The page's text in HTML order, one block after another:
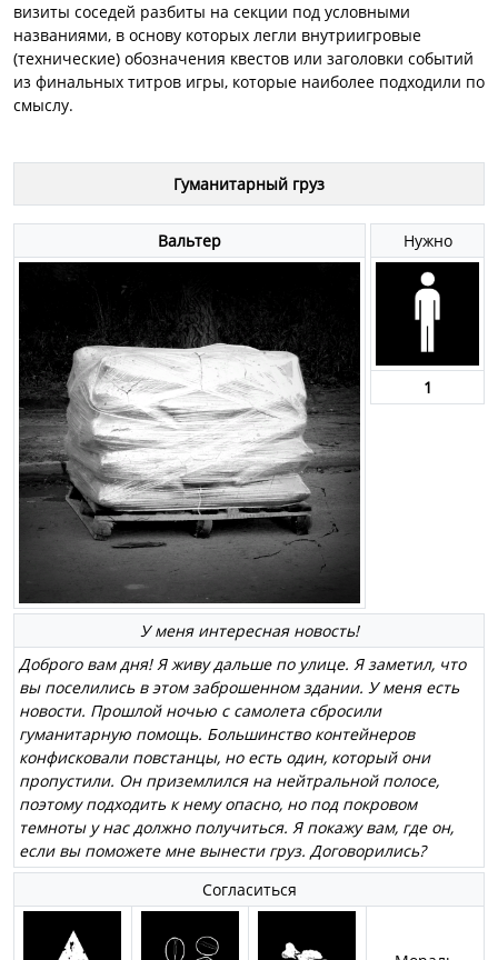
визиты соседей разбиты на секции под условными
названиями, в основу которых легли внутриигровые
(технические) обозначения квестов или заголовки событий
из финальных титров игры, которые наиболее подходили по
смыслу.
Гуманитарный груз
Вальтер
У меня интересная новость!
Доброго вам дня! Я живу дальше по улице. Я заметил, что
вы поселились в этом заброшенном здании. У меня есть
новости. Прошлой ночью с самолета сбросили
гуманитарную помощь. Большинство контейнеров
конфисковали повстанцы, но есть один, который они
пропустили. Он приземлился на нейтральной полосе,
поэтому подходить к нему опасно, но под покровом
темноты у нас должно получиться. Я покажу вам, где он,
если вы поможете мне вынести груз. Договорились?
Нужно
1
Согласиться